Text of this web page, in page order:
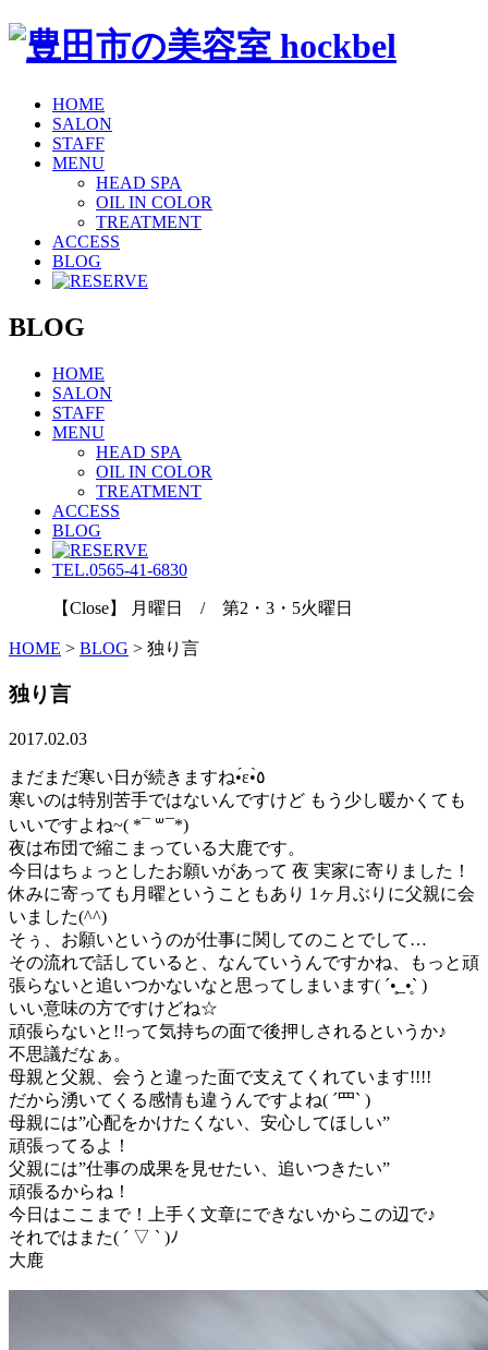
HOME
SALON
STAFF
MENU
HEAD SPA
OIL IN COLOR
TREATMENT
ACCESS
BLOG
BLOG
HOME
SALON
STAFF
MENU
HEAD SPA
OIL IN COLOR
TREATMENT
ACCESS
BLOG
TEL.0565-41-6830
【Close】 月曜日 / 第2・3・5火曜日
HOME > BLOG > 独り言
独り言
2017.02.03
まだまだ寒い日が続きますね•́ε•̀٥
寒いのは特別苦手ではないんですけど もう少し暖かくても
いいですよね~( *¯ ꒳¯*)
夜は布団で縮こまっている大鹿です。
今日はちょっとしたお願いがあって 夜 実家に寄りました！
休みに寄っても月曜ということもあり 1ヶ月ぶりに父親に会
いました(^^)
そぅ、お願いというのが仕事に関してのことでして…
その流れで話していると、なんていうんですかね、もっと頑
張らないと追いつかないなと思ってしまいます( ´•̥_•̥` )
いい意味の方ですけどね☆
頑張らないと!!って気持ちの面で後押しされるというか♪
不思議だなぁ。
母親と父親、会うと違った面で支えてくれています!!!!
だから湧いてくる感情も違うんですよね( ´罒` )
母親には”心配をかけたくない、安心してほしい”
頑張ってるよ！
父親には”仕事の成果を見せたい、追いつきたい”
頑張るからね！
今日はここまで！上手く文章にできないからこの辺で♪
それではまた( ´ ▽ ` )ﾉ
大鹿